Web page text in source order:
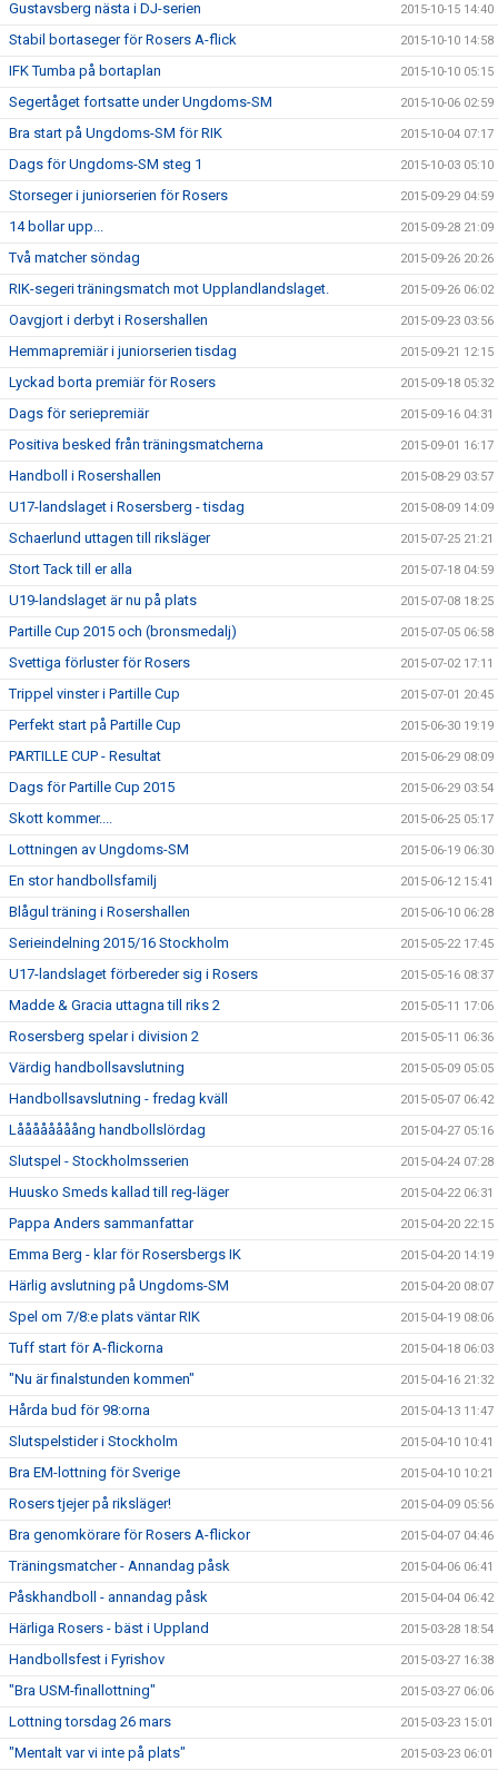
Gustavsberg nästa i DJ-serien 2015-10-15 14:40
Stabil bortaseger för Rosers A-flick 2015-10-10 14:58
IFK Tumba på bortaplan 2015-10-10 05:15
Segertåget fortsatte under Ungdoms-SM 2015-10-06 02:59
Bra start på Ungdoms-SM för RIK 2015-10-04 07:17
Dags för Ungdoms-SM steg 1 2015-10-03 05:10
Storseger i juniorserien för Rosers 2015-09-29 04:59
14 bollar upp... 2015-09-28 21:09
Två matcher söndag 2015-09-26 20:26
RIK-segeri träningsmatch mot Upplandlandslaget. 2015-09-26 06:02
Oavgjort i derbyt i Rosershallen 2015-09-23 03:56
Hemmapremiär i juniorserien tisdag 2015-09-21 12:15
Lyckad borta premiär för Rosers 2015-09-18 05:32
Dags för seriepremiär 2015-09-16 04:31
Positiva besked från träningsmatcherna 2015-09-01 16:17
Handboll i Rosershallen 2015-08-29 03:57
U17-landslaget i Rosersberg - tisdag 2015-08-09 14:09
Schaerlund uttagen till riksläger 2015-07-25 21:21
Stort Tack till er alla 2015-07-18 04:59
U19-landslaget är nu på plats 2015-07-08 18:25
Partille Cup 2015 och (bronsmedalj) 2015-07-05 06:58
Svettiga förluster för Rosers 2015-07-02 17:11
Trippel vinster i Partille Cup 2015-07-01 20:45
Perfekt start på Partille Cup 2015-06-30 19:19
PARTILLE CUP - Resultat 2015-06-29 08:09
Dags för Partille Cup 2015 2015-06-29 03:54
Skott kommer.... 2015-06-25 05:17
Lottningen av Ungdoms-SM 2015-06-19 06:30
En stor handbollsfamilj 2015-06-12 15:41
Blågul träning i Rosershallen 2015-06-10 06:28
Serieindelning 2015/16 Stockholm 2015-05-22 17:45
U17-landslaget förbereder sig i Rosers 2015-05-16 08:37
Madde & Gracia uttagna till riks 2 2015-05-11 17:06
Rosersberg spelar i division 2 2015-05-11 06:36
Värdig handbollsavslutning 2015-05-09 05:05
Handbollsavslutning - fredag kväll 2015-05-07 06:42
Låååååååång handbollslördag 2015-04-27 05:16
Slutspel - Stockholmsserien 2015-04-24 07:28
Huusko Smeds kallad till reg-läger 2015-04-22 06:31
Pappa Anders sammanfattar 2015-04-20 22:15
Emma Berg - klar för Rosersbergs IK 2015-04-20 14:19
Härlig avslutning på Ungdoms-SM 2015-04-20 08:07
Spel om 7/8:e plats väntar RIK 2015-04-19 08:06
Tuff start för A-flickorna 2015-04-18 06:03
"Nu är finalstunden kommen" 2015-04-16 21:32
Hårda bud för 98:orna 2015-04-13 11:47
Slutspelstider i Stockholm 2015-04-10 10:41
Bra EM-lottning för Sverige 2015-04-10 10:21
Rosers tjejer på riksläger! 2015-04-09 05:56
Bra genomkörare för Rosers A-flickor 2015-04-07 04:46
Träningsmatcher - Annandag påsk 2015-04-06 06:41
Påskhandboll - annandag påsk 2015-04-04 06:42
Härliga Rosers - bäst i Uppland 2015-03-28 18:54
Handbollsfest i Fyrishov 2015-03-27 16:38
"Bra USM-finallottning" 2015-03-27 06:06
Lottning torsdag 26 mars 2015-03-23 15:01
"Mentalt var vi inte på plats" 2015-03-23 06:01